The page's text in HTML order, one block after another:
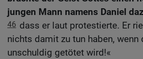
jungen Mann namens Daniel
46 dass er laut protestierte. Er
nichts damit zu tun haben, wenn
unschuldig getötet wird!«